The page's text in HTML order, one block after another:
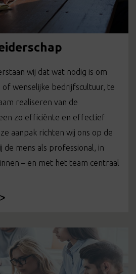
wij dat wat nodig is om
of wenselijke bedrijfscultuur, te
realiseren van de
zo efficiënte en effectief
aanpak richten wij ons op de
de mens als professional, in
– en met het team centraal